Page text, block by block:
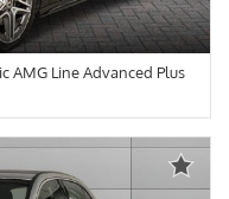
AMG Line Advanced Plus
Notte pastello • 5
Airbag Ginocchia • Airbag
elettrici • Apple CarPlay •